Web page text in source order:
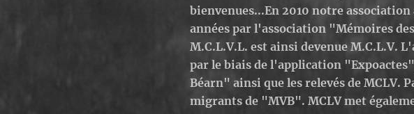
bienvenues...En 2010 notre
années par l'association "Mémoires
M.C.L.V.L. est ainsi devenue M.C.L.V.
par le biais de l'application
Béarn" ainsi que les relevés de MCLV.
migrants de "MVB". MCLV met